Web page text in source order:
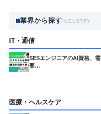
業界から探す INDUSTRY
IT・通信
SESエンジニアのAI資格、需
要…
医療・ヘルスケア